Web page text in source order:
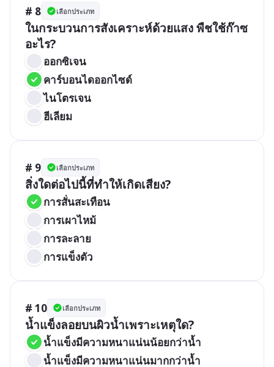
# 8 เลือกประเภท
ในกระบวนการสังเคราะห์ด้วยแสง พืชใช้ก๊าซ
อะไร?
ออกซิเจน
คาร์บอนไดออกไซด์
ไนโตรเจน
ฮีเลียม
# 9 เลือกประเภท
สิ่งใดต่อไปนี้ที่ทำให้เกิดเสียง?
การสั่นสะเทือน
การเผาไหม้
การละลาย
การแข็งตัว
# 10 เลือกประเภท
น้ำแข็งลอยบนผิวน้ำเพราะเหตุใด?
น้ำแข็งมีความหนาแน่นน้อยกว่าน้ำ
น้ำแข็งมีความหนาแน่นมากกว่าน้ำ